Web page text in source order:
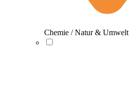
Chemie / Natur & Umwelt